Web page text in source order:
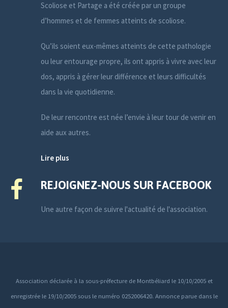
Scoliose et Partage a été créée par un groupe
d’hommes et de femmes atteints de scoliose.
Qu’ils soient eux-mêmes atteints de cette pathologie
ou leur entourage propre, ils ont appris à vivre avec leur
dos, appris à gérer leur différence et leurs difficultés
dans la vie quotidienne.
De leur rencontre est née l’envie à leur tour de venir en
aide aux autres.
Lire plus
REJOIGNEZ-NOUS SUR FACEBOOK
Une autre façon de suivre l'actualité de l'association.
Association déclarée à la sous-préfecture de Montbéliard le 10/10/2005 et
enregistrée le 19/10/2005 sous le numéro 0252006420. Annonce parue dans le